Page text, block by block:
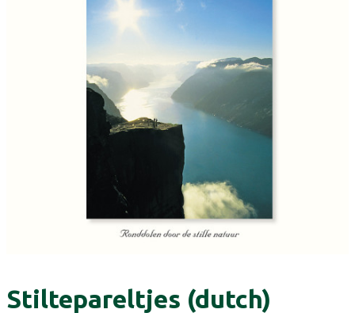
Stiltepareltjes (dutch)